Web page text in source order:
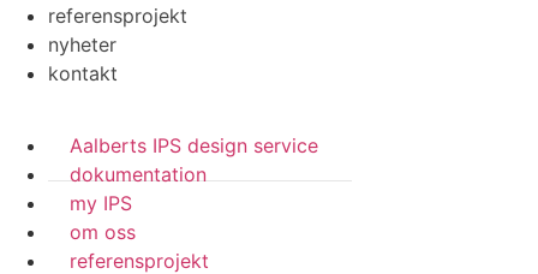
referensprojekt
nyheter
kontakt
Aalberts IPS design service
dokumentation
my IPS
om oss
referensprojekt